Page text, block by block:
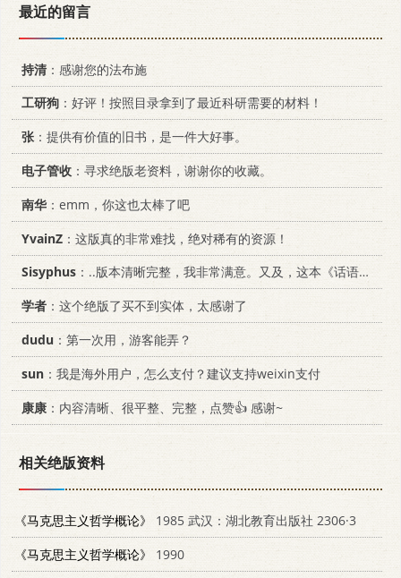
最近的留言
持清：感谢您的法布施
工研狗 ：好评！按照目录拿到了最近科研需要的材料！
张：提供有价值的旧书，是一件大好事。
电子管收 ：寻求绝版老资料，谢谢你的收藏。
南华：emm，你这也太棒了吧
YvainZ ：这版真的非常难找，绝对稀有的资源！
Sisyphus ：..版本清晰完整，我非常满意。又及，这本《话语的真相》...
学者 ：这个绝版了买不到实体，太感谢了
dudu ：第一次用，游客能弄？
sun ：我是海外用户，怎么支付？建议支持weixin支付
康康 ：内容清晰、很平整、完整，点赞👍 感谢~
相关绝版资料
《马克思主义哲学概论》
1985 武汉：湖北教育出版社 2306·3
《马克思主义哲学概论》
1990